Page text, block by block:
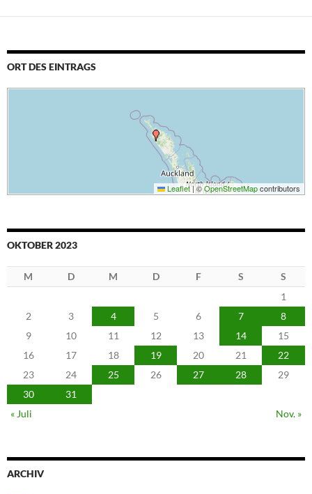
ORT DES EINTRAGS
Leaflet|©OpenStreetMapcontributors
OKTOBER 2023
M D M D F S
S
1
2
3 4 5 6 7
8
9
10 11 12 13 14
15
16
17 18 19 20 21
22
23
24 25 26 27 28
29
30
31
« Juli
Nov. »
ARCHIV